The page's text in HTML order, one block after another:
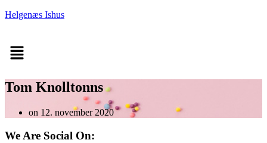
Helgenæs Ishus
Menu
Tom Knolltonns
on 12. november 2020
We Are Social On: